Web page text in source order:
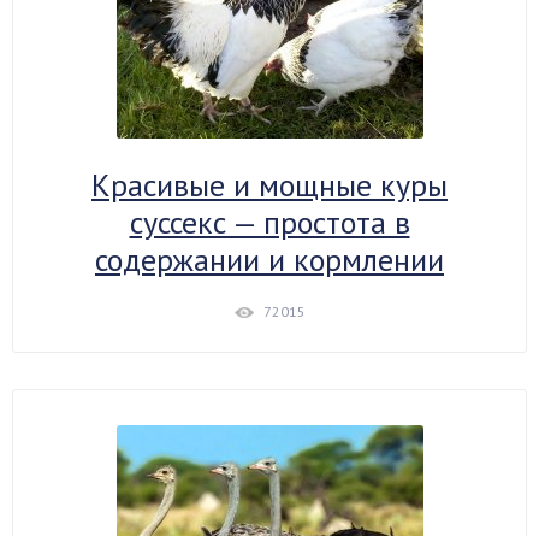
Красивые и мощные куры
суссекс — простота в
содержании и кормлении
72015